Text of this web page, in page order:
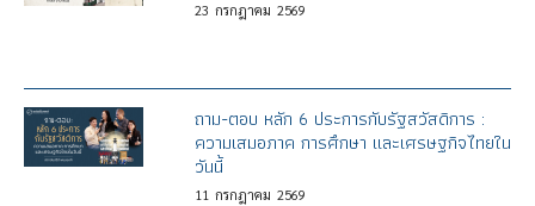
23 กรกฎาคม 2569
ถาม-ตอบ หลัก 6 ประการกับรัฐสวัสดิการ :
ความเสมอภาค การศึกษา และเศรษฐกิจไทยใน
วันนี้
11 กรกฎาคม 2569